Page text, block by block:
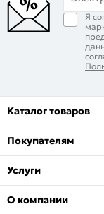
Я
Каталог товаров
Покупателям
Услуги
О компании